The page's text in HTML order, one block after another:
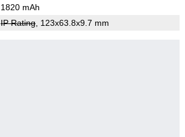
1820 mAh
IP Rating, 123x63.8x9.7 mm